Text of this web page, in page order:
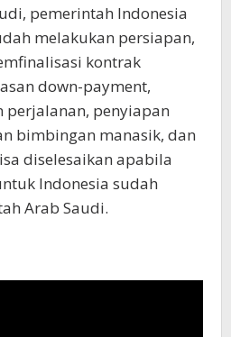
pemerintah Indonesia
melakukan persiapan,
kontrak
down-payment,
perjalanan, penyiapan
bimbingan manasik, dan
diselesaikan apabila
Indonesia sudah
Arab Saudi.